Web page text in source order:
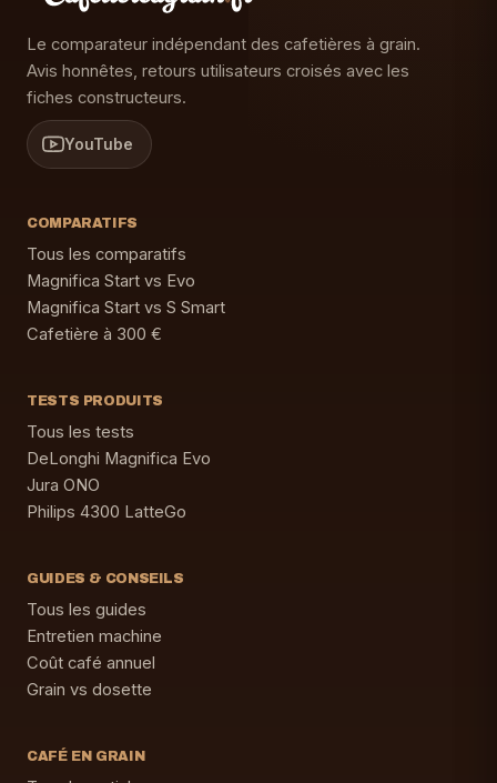
Le comparateur indépendant des cafetières à grain.
Avis honnêtes, retours utilisateurs croisés avec les
fiches constructeurs.
YouTube
COMPARATIFS
Tous les comparatifs
Magnifica Start vs Evo
Magnifica Start vs S Smart
Cafetière à 300 €
TESTS PRODUITS
Tous les tests
DeLonghi Magnifica Evo
Jura ONO
Philips 4300 LatteGo
GUIDES & CONSEILS
Tous les guides
Entretien machine
Coût café annuel
Grain vs dosette
CAFÉ EN GRAIN